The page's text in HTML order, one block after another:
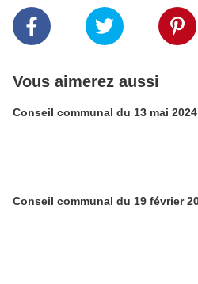
Vous aimerez aussi
Conseil communal du 13 mai 2024
Conseil communal du 19 février